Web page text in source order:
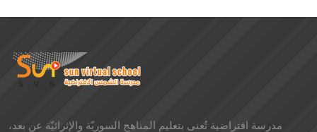
مدرسة افتراضية تُعنى بتعليم المناهج السوريّة والإثرائيّة عن بعد،